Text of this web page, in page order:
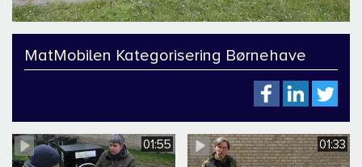
MatMobilen Kategorisering Børnehave
01:55 01:33